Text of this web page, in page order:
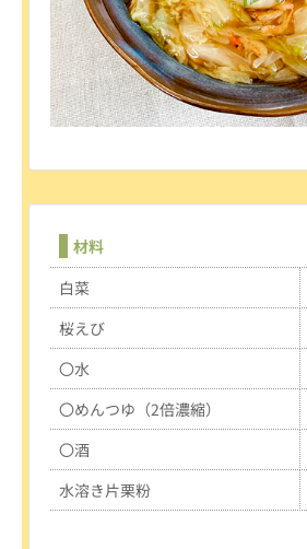
材料
白菜
桜えび
〇水
〇めんつゆ（2倍濃縮）
〇酒
水溶き片栗粉